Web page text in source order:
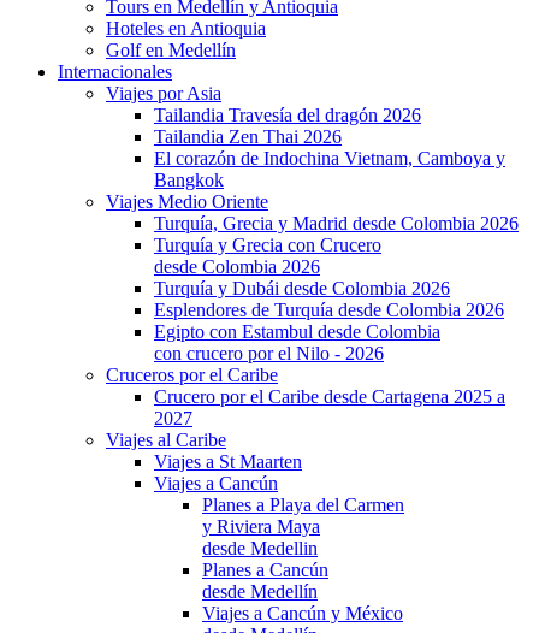
Tours en Medellín y Antioquia
Hoteles en Antioquia
Golf en Medellín
Internacionales
Viajes por Asia
Tailandia Travesía del dragón 2026
Tailandia Zen Thai 2026
El corazón de Indochina Vietnam, Camboya y
Bangkok
Viajes Medio Oriente
Turquía, Grecia y Madrid desde Colombia 2026
Turquía y Grecia con Crucero
desde Colombia 2026
Turquía y Dubái desde Colombia 2026
Esplendores de Turquía desde Colombia 2026
Egipto con Estambul desde Colombia
con crucero por el Nilo - 2026
Cruceros por el Caribe
Crucero por el Caribe desde Cartagena 2025 a
2027
Viajes al Caribe
Viajes a St Maarten
Viajes a Cancún
Planes a Playa del Carmen
y Riviera Maya
desde Medellin
Planes a Cancún
desde Medellín
Viajes a Cancún y México